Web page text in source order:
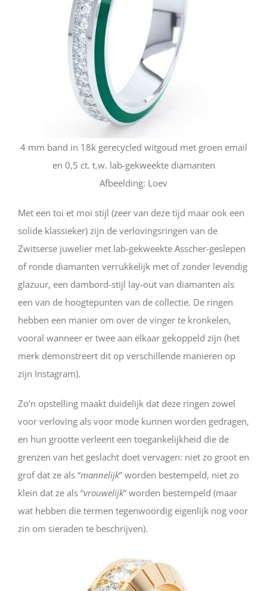
4 mm band in 18k gerecycled witgoud met groen email
en 0,5 ct. t.w. lab-gekweekte diamanten
Afbeelding: Loev
Met een toi et moi stijl (zeer van deze tijd maar ook een
solide klassieker) zijn de verlovingsringen van de
Zwitserse juwelier met lab-gekweekte Asscher-geslepen
of ronde diamanten verrukkelijk met of zonder levendig
glazuur, een dambord-stijl lay-out van diamanten als
een van de hoogtepunten van de collectie. De ringen
hebben een manier om over de vinger te kronkelen,
vooral wanneer er twee aan elkaar gekoppeld zijn (het
merk demonstreert dit op verschillende manieren op
zijn Instagram).
Zo’n opstelling maakt duidelijk dat deze ringen zowel
voor verloving als voor mode kunnen worden gedragen,
en hun grootte verleent een toegankelijkheid die de
grenzen van het geslacht doet vervagen: niet zo groot en
grof dat ze als “mannelijk” worden bestempeld, niet zo
klein dat ze als “vrouwelijk” worden bestempeld (maar
wat hebben die termen tegenwoordig eigenlijk nog voor
zin om sieraden te beschrijven).